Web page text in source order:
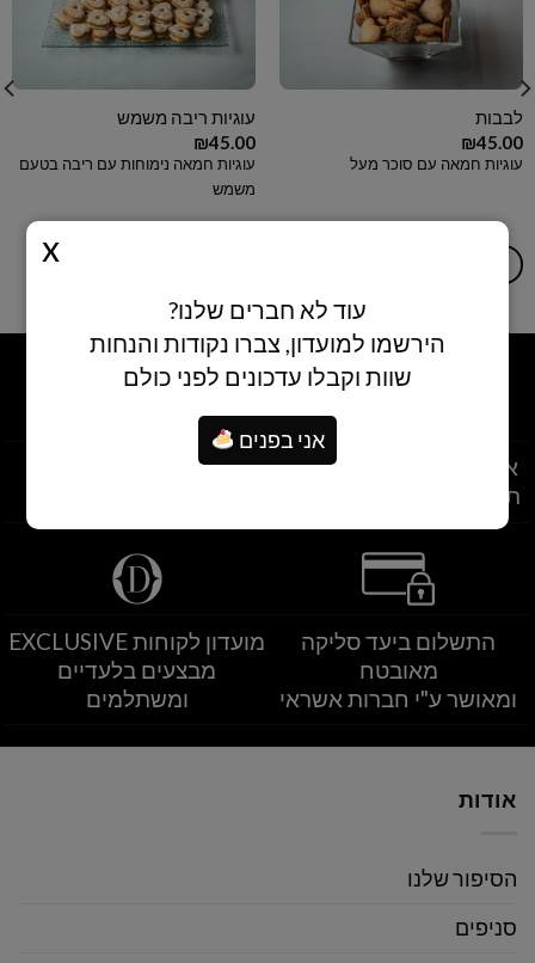
לבבות
₪45.00
עוגיות חמאה עם סוכר מעל
עוגיות ריבה משמש
₪45.00
עוגיות חמאה נימוחות עם ריבה בטעם
משמש
איסוף עצמי מסניפי הרשת
תוך שעתיים מרגע ההזמנה
משלוחים לרחבי הארץ
התשלום ביעד סליקה
מאובטח
ומאושר ע"י חברות אשראי
מועדון לקוחות EXCLUSIVE
מבצעים בלעדיים
ומשתלמים
אודות
הסיפור שלנו
סניפים
עוד לא חברים שלנו?
הירשמו למועדון, צברו נקודות והנחות
שוות וקבלו עדכונים לפני כולם
אני בפנים